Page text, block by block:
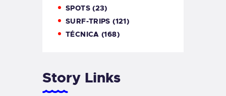
SPOTS(23)
SURF-TRIPS (121)
TÉCNICA (168)
Story Links